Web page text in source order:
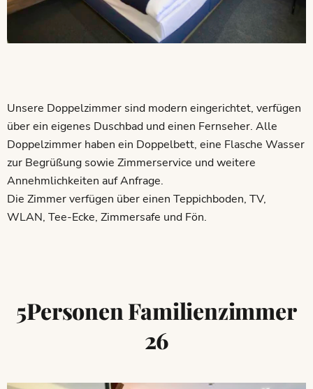
Unsere Doppelzimmer sind modern eingerichtet, verfügen
über ein eigenes Duschbad und einen Fernseher. Alle
Doppelzimmer haben ein Doppelbett, eine Flasche Wasser
zur Begrüßung sowie Zimmerservice und weitere
Annehmlichkeiten auf Anfrage.
Die Zimmer verfügen über einen Teppichboden, TV,
WLAN, Tee-Ecke, Zimmersafe und Fön.
5Personen Familienzimmer
26